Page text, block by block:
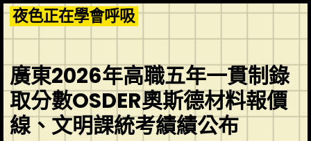
Skip
to
content
夜色正在學會呼吸
廣東2026年高職五年一貫制錄
取分數OSDER奧斯德材料報價
線、文明課統考績績公布